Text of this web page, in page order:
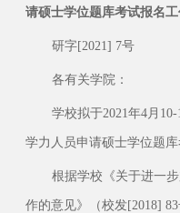
请硕士学位题库考试报名
研字[2021] 7号
各有关学院：
学校拟于2021年4月
学力人员申请硕士学位题
根据学校《关于进一
作的意见》（校发[2018]